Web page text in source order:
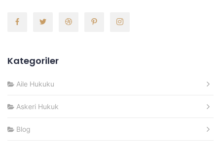
Kategoriler
Aile Hukuku
Askeri Hukuk
Blog